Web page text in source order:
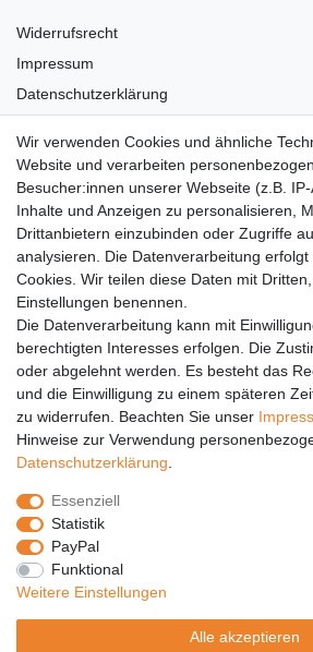
Widerrufsrecht
Impressum
Datenschutzerklärung
Barrierefreiheit
Anleitungen
Vertrag widerrufen
PARTNER
DHL
GLS
PaketPLUS
SPONSORING
Malchower SV 90
Malchower Wölfe
ZERTIFIKATE
Händlerbund
Wir verwenden Cookies und ähnliche
Website und verarbeiten
Besucher:innen unserer Webseite (z.B.
Inhalte und Anzeigen zu personalisieren,
Drittanbietern einzubinden oder Zugriffe
analysieren. Die Datenverarbeitung
Cookies. Wir teilen diese Daten mit
Einstellungen benennen.
Die Datenverarbeitung kann mit
berechtigten Interesses erfolgen. Die
oder abgelehnt werden. Es besteht das
und die Einwilligung zu einem späteren
zu widerrufen. Beachten Sie unser
Hinweise zur Verwendung
Daten­schutz­erklärung
Essenziell
Statistik
PayPal
Funktional
Weitere Einstellungen
Alle akzeptieren